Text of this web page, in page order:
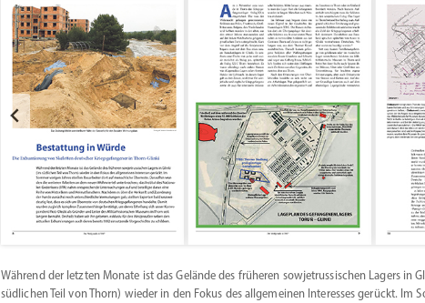
Während der letzten Monate ist das Gelände des früheren sowjet­rus­si­schen Lagers in
südlichen Teil von Thorn) wieder in den Fokus des allge­meinen Inter­esses gerückt. Im